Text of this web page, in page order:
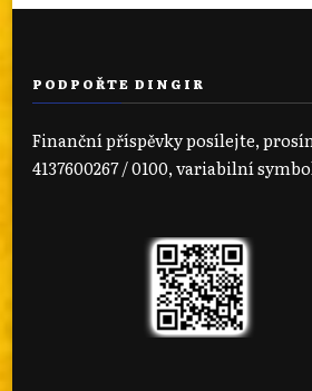
PODPOŘTE DINGIR
Finanční příspěvky posílejte,
4137600267 / 0100, variabilní